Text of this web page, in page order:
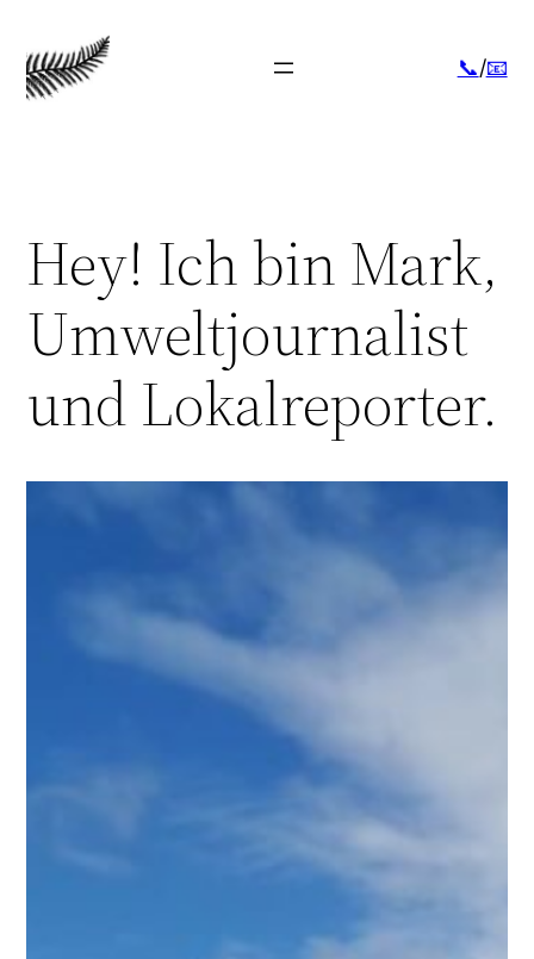
Inhalt
springen
📞/📧
Hey! Ich bin Mark,
Umweltjournalist
und Lokalreporter.